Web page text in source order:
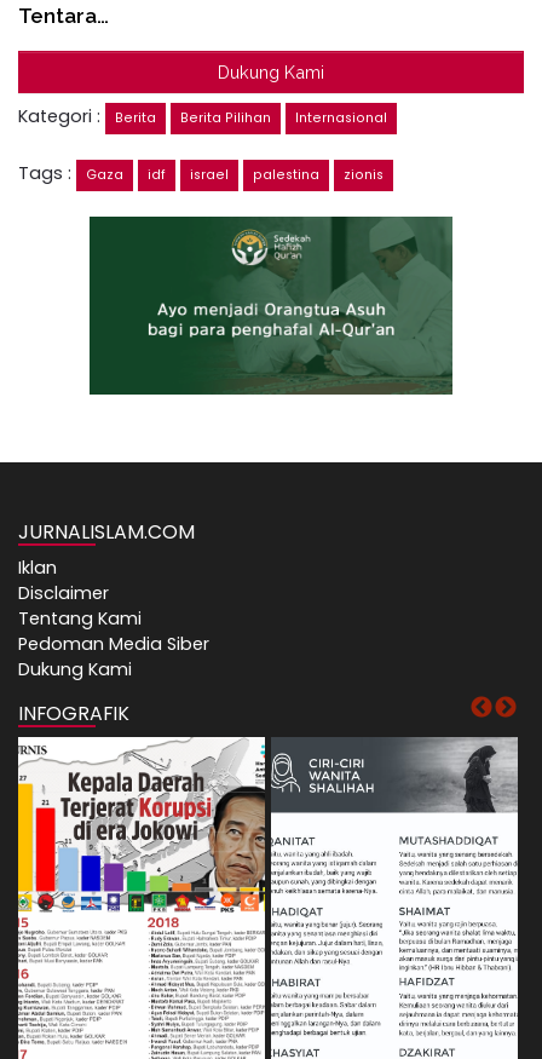
Tentara…
Dukung Kami
Kategori : Berita Berita Pilihan Internasional
Tags : Gaza idf israel palestina zionis
JURNALISLAM.COM
Iklan
Disclaimer
Tentang Kami
Pedoman Media Siber
Dukung Kami
INFOGRAFIK